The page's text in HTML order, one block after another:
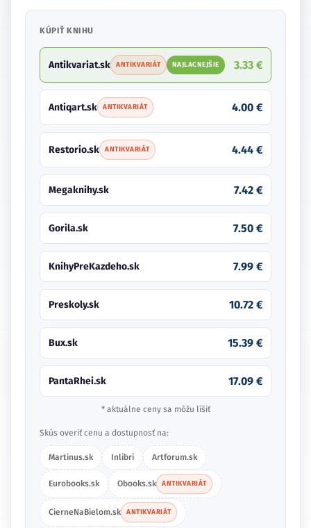
KÚPIŤ KNIHU
Antikvariat.sk ANTIKVARIÁT NAJLACNEJŠIE 3.33 €
Antiqart.sk ANTIKVARIÁT 4.00 €
Restorio.sk ANTIKVARIÁT 4.44 €
Megaknihy.sk 7.42 €
Gorila.sk 7.50 €
KnihyPreKazdeho.sk 7.99 €
Preskoly.sk 10.72 €
Bux.sk 15.39 €
PantaRhei.sk 17.09 €
* aktuálne ceny sa môžu líšiť
Skús overiť cenu a dostupnosť na:
Martinus.sk Inlibri Artforum.sk
Eurobooks.sk Obooks.sk ANTIKVARIÁT
CierneNaBielom.sk ANTIKVARIÁT